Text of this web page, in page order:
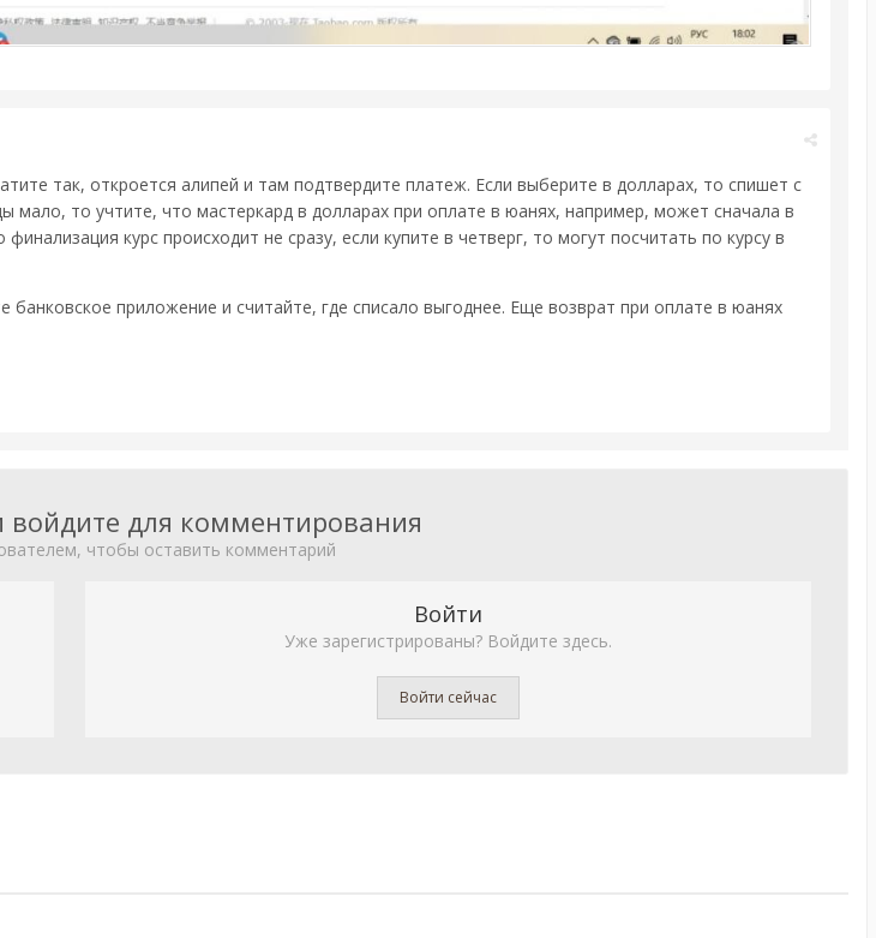
так, откроется алипей и там подтвердите платеж. Если выберите в долларах, то спишет с
мало, то учтите, что мастеркард в долларах при оплате в юанях, например, может сначала в
курс происходит не сразу, если купите в четверг, то могут посчитать по курсу в
банковское приложение и считайте, где списало выгоднее. Еще возврат при оплате в юанях
войдите для комментирования
чтобы оставить комментарий
Войти
Уже зарегистрированы? Войдите здесь.
Войти сейчас